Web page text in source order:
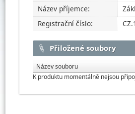
Název příjemce:
Registrační číslo:
Přiložené soubory
Název souboru
K produktu momentálně nejsou